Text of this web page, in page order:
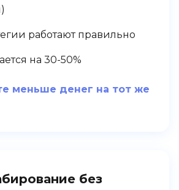
работают правильно
на 30-50%
меньше денег на тот же
без